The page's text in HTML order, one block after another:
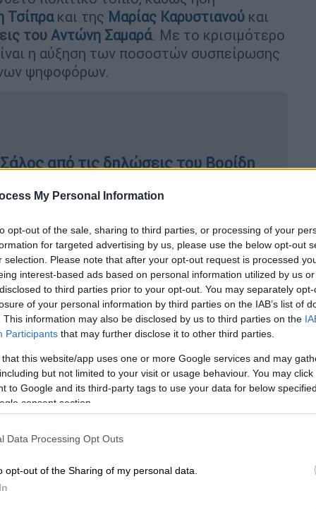
My Personal Information
opt-out of the sale, sharing to third parties, or processing of your
for targeted advertising by us, please use the below opt-out
selection. Please note that after your opt-out request is processed
interest-based ads based on personal information utilized by us
to third parties prior to your opt-out. You may separately
of your personal information by third parties on the IAB’s list of
This information may also be disclosed by us to third parties on the
Participants that may further disclose it to other third parties.
that this website/app uses one or more Google services and may
but not limited to your visit or usage behaviour. You may
to Google and its third-party tags to use your data for below
consent section.
Data Processing Opt Outs
opt-out of the Sharing of my personal data.
Τσίπρακαι της Μαρίας Καρυστιανού και
του Αντώνη Σαμαρά. Με το κρισιμότερο
η αύξηση των ποσοστών συσπείρωσης
ψηφοφόρων.
από τις δηλώσεις του Βορίδη
είναι να διασφαλίσουμε
στην σωστή πλευρά της ιστορίας
την σημερινή ομιλία του στα μέλη της
γραμματέα. Παράλληλα, θα εκπέμψει
ταχύτητα οι κομματικές μηχανές,
όσα κάνει η κυβέρνηση στην
θωράκιση
Μητσοτάκης θα σταθεί στον